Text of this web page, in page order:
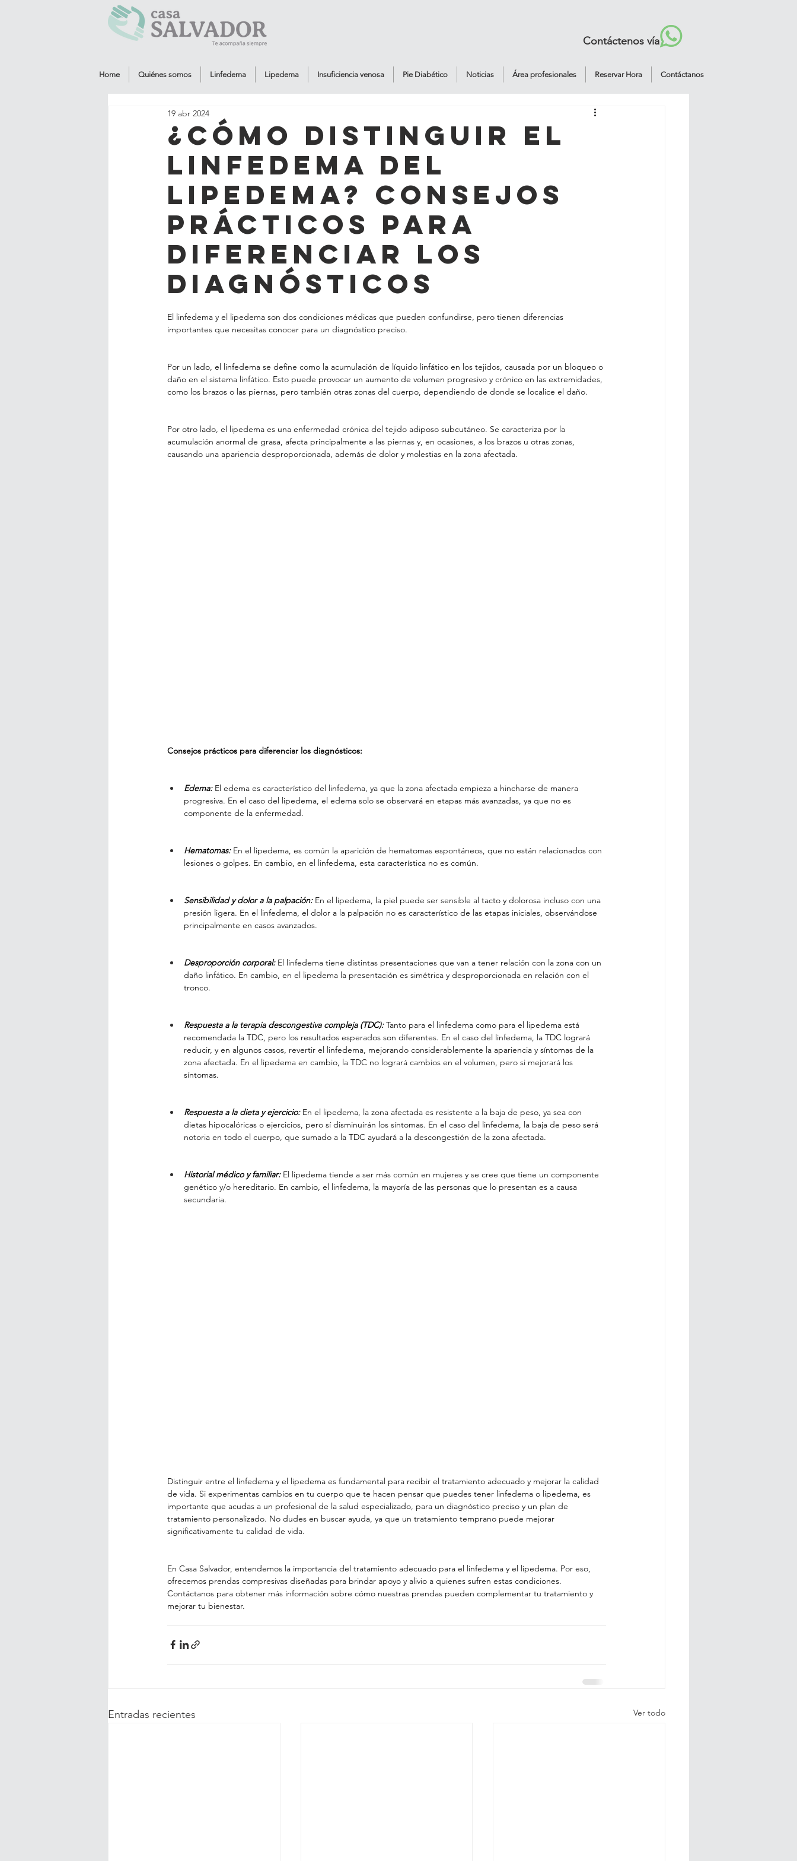
Contáctenos vía
Home Quiénes somos Linfedema Lipedema Insuficiencia venosa Pie Diabético Noticias Área profesionales Reservar Hora Contáctanos
¿Cómo distinguir el
linfedema del
lipedema? Consejos
prácticos para
diferenciar los
diagnósticos
19 abr 2024
El linfedema y el lipedema son dos condiciones médicas que pueden confundirse, pero tienen diferencias
importantes que necesitas conocer para un diagnóstico preciso.
Por un lado, el linfedema se define como la acumulación de líquido linfático en los tejidos, causada por un bloqueo o
daño en el sistema linfático. Esto puede provocar un aumento de volumen progresivo y crónico en las extremidades,
como los brazos o las piernas, pero también otras zonas del cuerpo, dependiendo de donde se localice el daño.
Por otro lado, el lipedema es una enfermedad crónica del tejido adiposo subcutáneo. Se caracteriza por la
acumulación anormal de grasa, afecta principalmente a las piernas y, en ocasiones, a los brazos u otras zonas,
causando una apariencia desproporcionada, además de dolor y molestias en la zona afectada.
Consejos prácticos para diferenciar los diagnósticos:
Edema: El edema es característico del linfedema, ya que la zona afectada empieza a hincharse de manera
progresiva. En el caso del lipedema, el edema solo se observará en etapas más avanzadas, ya que no es
componente de la enfermedad.
Hematomas: En el lipedema, es común la aparición de hematomas espontáneos, que no están relacionados con
lesiones o golpes. En cambio, en el linfedema, esta característica no es común.
Sensibilidad y dolor a la palpación: En el lipedema, la piel puede ser sensible al tacto y dolorosa incluso con una
presión ligera. En el linfedema, el dolor a la palpación no es característico de las etapas iniciales, observándose
principalmente en casos avanzados.
Desproporción corporal: El linfedema tiene distintas presentaciones que van a tener relación con la zona con un
daño linfático. En cambio, en el lipedema la presentación es simétrica y desproporcionada en relación con el
tronco.
Respuesta a la terapia descongestiva compleja (TDC): Tanto para el linfedema como para el lipedema está
recomendada la TDC, pero los resultados esperados son diferentes. En el caso del linfedema, la TDC logrará
reducir, y en algunos casos, revertir el linfedema, mejorando considerablemente la apariencia y síntomas de la
zona afectada. En el lipedema en cambio, la TDC no logrará cambios en el volumen, pero si mejorará los
síntomas.
Respuesta a la dieta y ejercicio: En el lipedema, la zona afectada es resistente a la baja de peso, ya sea con
dietas hipocalóricas o ejercicios, pero sí disminuirán los síntomas. En el caso del linfedema, la baja de peso será
notoria en todo el cuerpo, que sumado a la TDC ayudará a la descongestión de la zona afectada.
Historial médico y familiar: El lipedema tiende a ser más común en mujeres y se cree que tiene un componente
genético y/o hereditario. En cambio, el linfedema, la mayoría de las personas que lo presentan es a causa
secundaria.
Distinguir entre el linfedema y el lipedema es fundamental para recibir el tratamiento adecuado y mejorar la calidad
de vida. Si experimentas cambios en tu cuerpo que te hacen pensar que puedes tener linfedema o lipedema, es
importante que acudas a un profesional de la salud especializado, para un diagnóstico preciso y un plan de
tratamiento personalizado. No dudes en buscar ayuda, ya que un tratamiento temprano puede mejorar
significativamente tu calidad de vida.
En Casa Salvador, entendemos la importancia del tratamiento adecuado para el linfedema y el lipedema. Por eso,
ofrecemos prendas compresivas diseñadas para brindar apoyo y alivio a quienes sufren estas condiciones.
Contáctanos para obtener más información sobre cómo nuestras prendas pueden complementar tu tratamiento y
mejorar tu bienestar.
Entradas recientes Ver todo